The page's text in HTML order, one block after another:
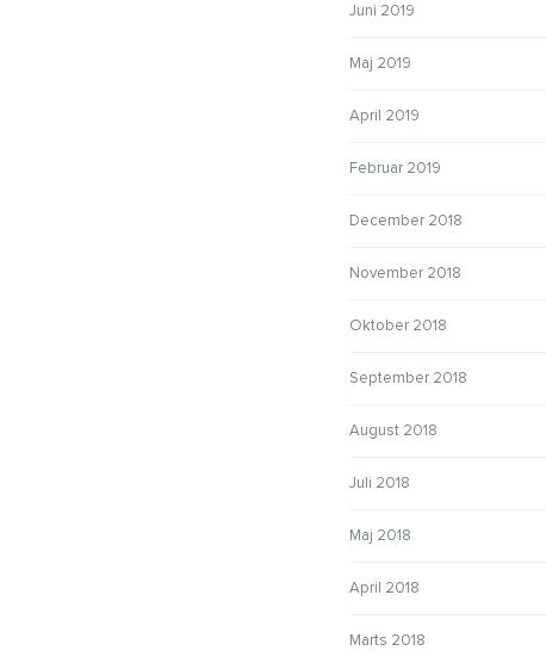
Juni 2019
Maj 2019
April 2019
Februar 2019
December 2018
November 2018
Oktober 2018
September 2018
August 2018
Juli 2018
Maj 2018
April 2018
Marts 2018